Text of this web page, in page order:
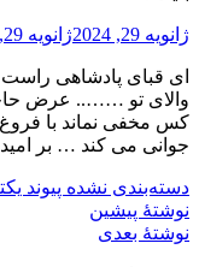
ژانویه 29, 2024 ژانویه 29, 2024
ای قبای پادشاهی راست
والای تو …….. عرض
کس مخفی نماند با
جوانی می کند … بر
دسته‌بندی نشده پیوند
نوشتهٔ پیشین
نوشتهٔ بعدی